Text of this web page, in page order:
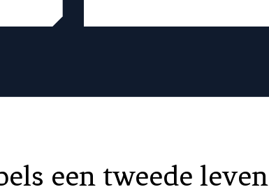
een tweede leven